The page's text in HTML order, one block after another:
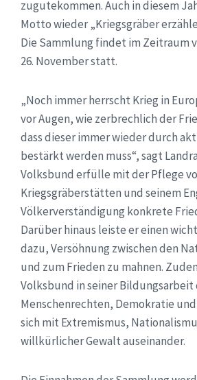
zugutekommen. Auch in diesem
Motto wieder „Kriegsgräber
Die Sammlung findet im Zeitraum
26. November statt.
„Noch immer herrscht Krieg in
vor Augen, wie zerbrechlich der
dass dieser immer wieder durch
bestärkt werden muss“, sagt
Volksbund erfülle mit der Pflege
Kriegsgräberstätten und seinem
Völkerverständigung konkrete
Darüber hinaus leiste er einen
dazu, Versöhnung zwischen den
und zum Frieden zu mahnen.
Volksbund in seiner Bildungsarbeit
Menschenrechten, Demokratie
sich mit Extremismus,
willkürlicher Gewalt auseinander.